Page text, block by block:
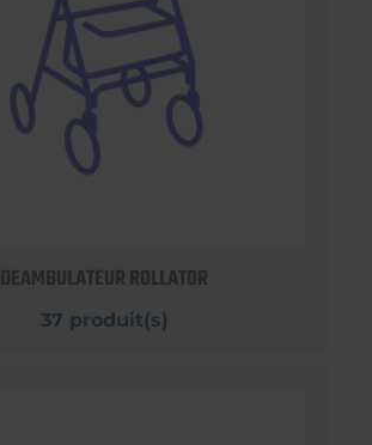
DEAMBULATEUR ROLLATOR
37 produit(s)